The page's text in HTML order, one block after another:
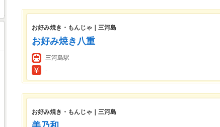
お好み焼き・もんじゃ｜三河島
お好み焼き八重
三河島駅
-
お好み焼き・もんじゃ｜三河島